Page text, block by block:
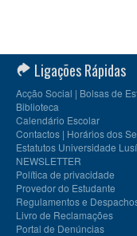
Ligações Rápidas
Acção Social | Bolsas de
Biblioteca
Calendário Escolar
Contactos | Horários dos
Estatutos Universidade
NEWSLETTER
Política de privacidade
Provedor do Estudante
Regulamentos e
Livro de Reclamações
Portal de Denúncias